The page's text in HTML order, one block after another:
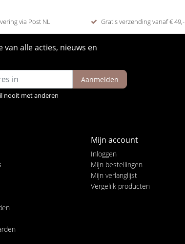
via Post NL Gratis verzending vanaf € 49,-
van alle acties, nieuws en
Aanmelden
nooit met anderen
Mijn account
Inloggen
Mijn bestellingen
Mijn verlanglijst
Vergelijk producten